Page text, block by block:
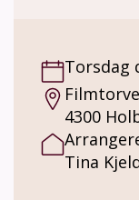
Torsdag
4300
Tina